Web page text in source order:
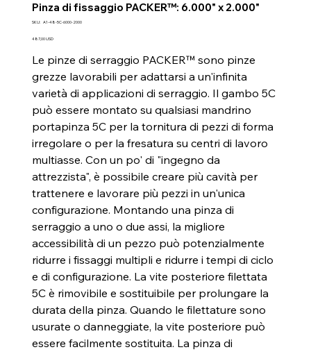
Pinza di fissaggio PACKER™: 6.000" x 2.000"
SKU: SKU
48-
2000
A1-48-5C-6000-2000
Prezzo
487,00 USD
Le pinze di serraggio PACKER™ sono pinze
grezze lavorabili per adattarsi a un'infinita
varietà di applicazioni di serraggio. Il gambo 5C
può essere montato su qualsiasi mandrino
portapinza 5C per la tornitura di pezzi di forma
irregolare o per la fresatura su centri di lavoro
multiasse. Con un po' di "ingegno da
attrezzista", è possibile creare più cavità per
trattenere e lavorare più pezzi in un'unica
configurazione. Montando una pinza di
serraggio a uno o due assi, la migliore
accessibilità di un pezzo può potenzialmente
ridurre i fissaggi multipli e ridurre i tempi di ciclo
e di configurazione. La vite posteriore filettata
5C è rimovibile e sostituibile per prolungare la
durata della pinza. Quando le filettature sono
usurate o danneggiate, la vite posteriore può
essere facilmente sostituita. La pinza di